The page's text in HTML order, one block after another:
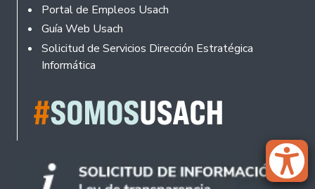
Portal de Empleos Usach
Guía Web Usach
Solicitud de Servicios Dirección Estratégica
Informática